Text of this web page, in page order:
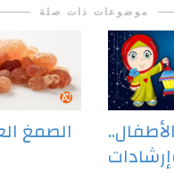
موضوعات ذات صلة
الصمغ